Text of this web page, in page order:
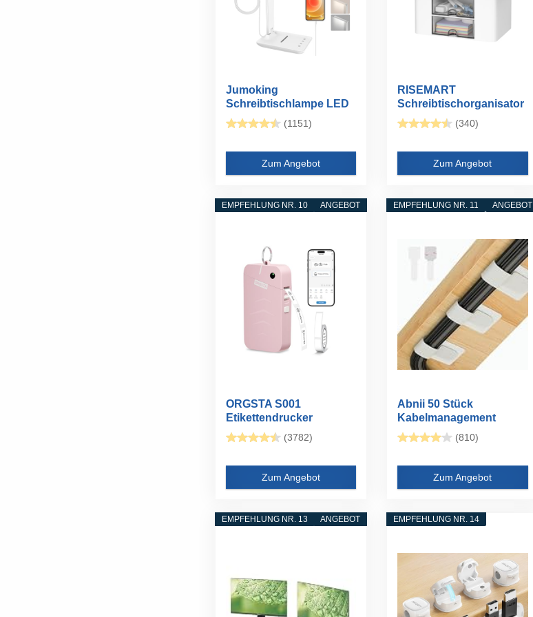
Jumoking
Schreibtischlampe LED
Dimmbar...
(1151)
Zum Angebot
RISEMART
Schreibtischorganisator
mit 2 Schubladen...
(340)
Zum Angebot
ANGEBOT
EMPFEHLUNG NR. 10
ORGSTA S001
Etikettendrucker
Selbstklebend...
(3782)
Zum Angebot
ANGEBOT
EMPFEHLUNG NR. 11
Abnii 50 Stück
Kabelmanagement
Schreibtisch...
(810)
Zum Angebot
ANGEBOT
EMPFEHLUNG NR. 13 EMPFEHLUNG NR. 14